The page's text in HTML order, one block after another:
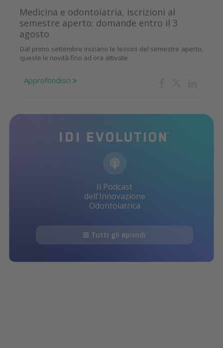
Medicina e odontoiatria, iscrizioni al
semestre aperto: domande entro il 3
agosto
Dal primo settembre iniziano le lezioni del semestre aperto,
queste le novità fino ad ora attivate
Approfondisci
Il Podcast
dell'Innovazione
Odontoiatrica
Tutti gli episodi